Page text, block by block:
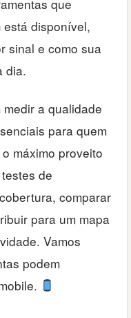
que
disponível,
sinal e como sua
dia.
a qualidade
para quem
máximo proveito
de
comparar
para um mapa
Vamos
podem